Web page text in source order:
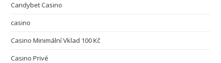
Candybet Casino
casino
Casino Minimální Vklad 100 Kč
Casino Privé